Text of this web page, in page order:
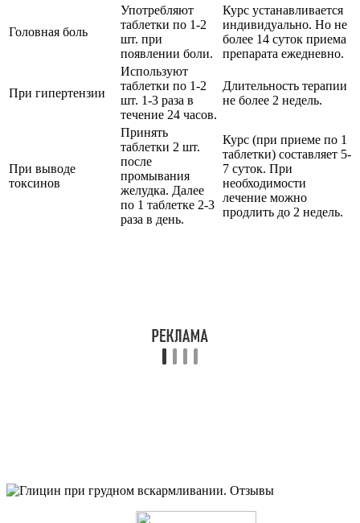
Головная боль
Употребляют
таблетки по 1-2
шт. при
появлении боли.
Курс устанавливается
индивидуально. Но не
более 14 суток приема
препарата ежедневно.
При гипертензии
Используют
таблетки по 1-2
шт. 1-3 раза в
течение 24 часов.
Длительность терапии
не более 2 недель.
При выводе
токсинов
Принять
таблетки 2 шт.
после
промывания
желудка. Далее
по 1 таблетке 2-3
раза в день.
Курс (при приеме по 1
таблетки) составляет 5-
7 суток. При
необходимости
лечение можно
продлить до 2 недель.